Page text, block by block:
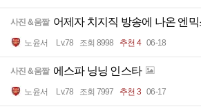
사진＆움짤 어제자 치지직 방송에 나온 엔
노윤서 Lv.78 조회 8998 추천 4 06-18
사진＆움짤 에스파 닝닝 인스타
노윤서 Lv.78 조회 7997 추천 3 06-17